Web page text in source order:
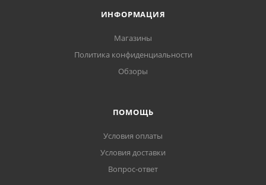
ИНФОРМАЦИЯ
Магазины
Политика конфиденциальности
Обзоры
ПОМОЩЬ
Условия оплаты
Условия доставки
Вопрос-ответ